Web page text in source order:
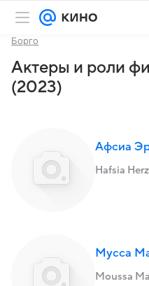
Борго
Актеры и роли
(2023)
Афсиа
Hafsia
Мусса
Moussa